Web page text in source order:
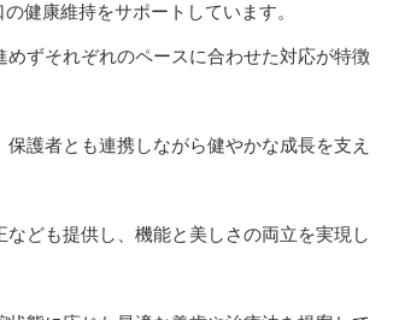
健康維持をサポートしています。
ずそれぞれのペースに合わせた対応が特徴
護者とも連携しながら健やかな成長を支え
ども提供し、機能と美しさの両立を実現し